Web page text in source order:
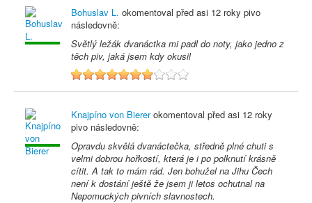
Bohuslav L. okomentoval před asi 12 roky pivo
následovně:
Světlý ležák dvanáctka mi padl do noty, jako jedno z
těch piv, jaká jsem kdy okusil
7
Knajpíno von Biererokomentoval před asi 12 roky
pivo následovně:
Opravdu skvělá dvanáctečka, středně plné chuti s
velmi dobrou hořkostí, která je i po polknutí krásně
cítit. A tak to mám rád. Jen bohužel na Jihu Čech
není k dostání ještě že jsem ji letos ochutnal na
Nepomuckých pivních slavnostech.